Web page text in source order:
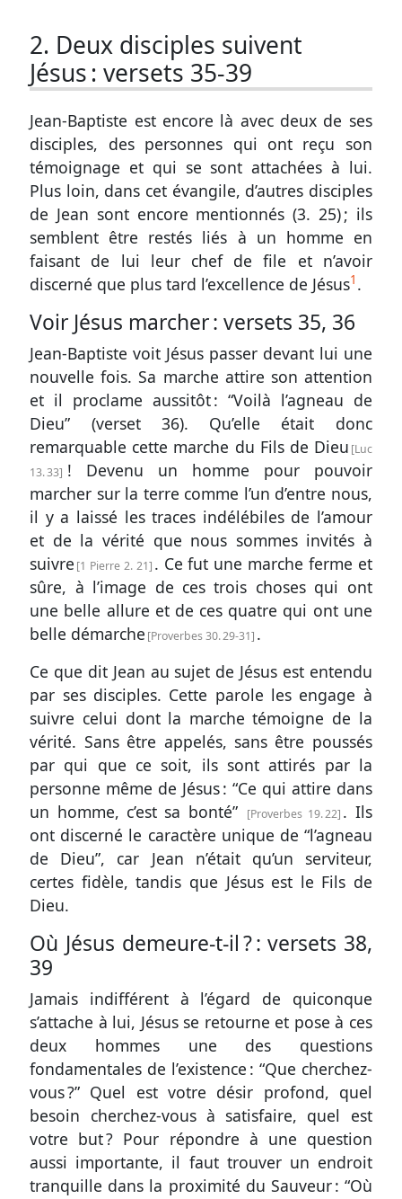
2. Deux disciples suivent
Jésus :versets 35-39
Jean-Baptiste est encore là avec deux de ses
disciples, des personnes qui ont reçu son
témoignage et qui se sont attachées à lui.
Plus loin, dans cet évangile, d’autres disciples
de Jean sont encore mentionnés (3. 25) ; ils
semblent être restés liés à un homme en
faisant de lui leur chef de file et n’avoir
discerné que plus tard l’excellence de Jésus1 .
Voir Jésus marcher :versets 35, 36
Jean-Baptiste voit Jésus passer devant lui une
nouvelle fois. Sa marche attire son attention
et il proclame aussitôt : “Voilà l’agneau de
Dieu” (verset 36). Qu’elle était donc
remarquable cette marche du Fils de Dieu Luc
13. 33 ! Devenu un homme pour pouvoir
marcher sur la terre comme l’un d’entre nous,
il y a laissé les traces indélébiles de l’amour
et de la vérité que nous sommes invités à
suivre 1 Pierre 2. 21 . Ce fut une marche ferme et
sûre, à l’image de ces trois choses qui ont
une belle allure et de ces quatre qui ont une
belle démarche Proverbes 30. 29-31 .
Ce que dit Jean au sujet de Jésus est entendu
par ses disciples. Cette parole les engage à
suivre celui dont la marche témoigne de la
vérité. Sans être appelés, sans être poussés
par qui que ce soit, ils sont attirés par la
personne même de Jésus : “Ce qui attire dans
un homme, c’est sa bonté”
Proverbes 19. 22 . Ils
ont discerné le caractère unique de “l’agneau
de Dieu”, car Jean n’était qu’un serviteur,
certes fidèle, tandis que Jésus est le Fils de
Dieu.
Où Jésus demeure-t-il ? :versets 38,
39
Jamais indifférent à l’égard de quiconque
s’attache à lui, Jésus se retourne et pose à ces
deux hommes une des questions
fondamentales de l’existence : “Que cherchez-
vous ?” Quel est votre désir profond, quel
besoin cherchez-vous à satisfaire, quel est
votre but ? Pour répondre à une question
aussi importante, il faut trouver un endroit
tranquille dans la proximité du Sauveur : “Où